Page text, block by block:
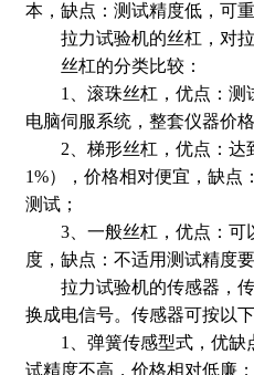
本，缺点：测试精度低，可重
拉力试验机的丝杠，对拉
丝杠的分类比较：
1、滚珠丝杠，优点：测
电脑伺服系统，整套仪器价格
2、梯形丝杠，优点：达
1%），价格相对便宜，缺点
测试；
3、一般丝杠，优点：可
度，缺点：不适用测试精度
拉力试验机的传感器，传
换成电信号。传感器可按以下
1、弹簧传感型式，优缺
试精度不高，价格相对低廉；